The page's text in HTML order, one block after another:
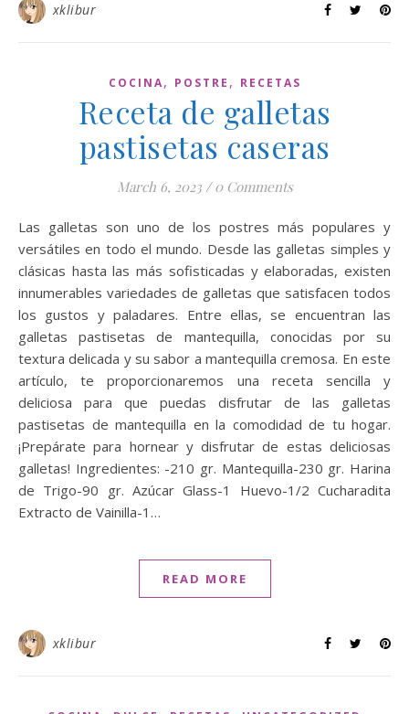
xklibur
COCINA, POSTRE , RECETAS
Receta de galletas
pastisetas caseras
March 6, 2023 / 0 Comments
Las galletas son uno de los postres más populares y
versátiles en todo el mundo. Desde las galletas simples y
clásicas hasta las más sofisticadas y elaboradas, existen
innumerables variedades de galletas que satisfacen todos
los gustos y paladares. Entre ellas, se encuentran las
galletas pastisetas de mantequilla, conocidas por su
textura delicada y su sabor a mantequilla cremosa. En este
artículo, te proporcionaremos una receta sencilla y
deliciosa para que puedas disfrutar de las galletas
pastisetas de mantequilla en la comodidad de tu hogar.
¡Prepárate para hornear y disfrutar de estas deliciosas
galletas! Ingredientes: -210 gr. Mantequilla-230 gr. Harina
de Trigo-90 gr. Azúcar Glass-1 Huevo-1/2 Cucharadita
Extracto de Vainilla-1…
READ MORE
xklibur